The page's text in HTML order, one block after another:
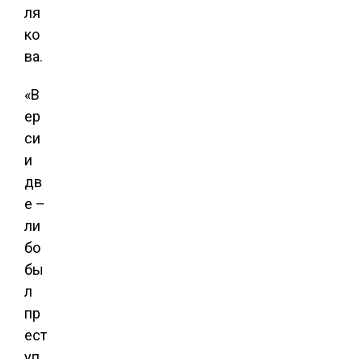
ля
ко
ва.
«В
ер
си
и
дв
е –
ли
бо
бы
л
пр
ест